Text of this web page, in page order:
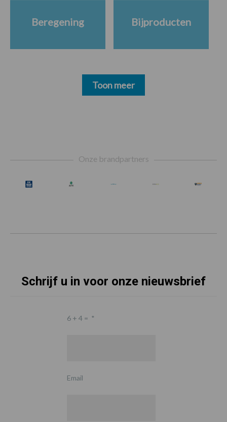
Beregening Bijproducten
Toon meer
Onze brandpartners
Schrijf u in voor onze nieuwsbrief
6 + 4 = *
Email